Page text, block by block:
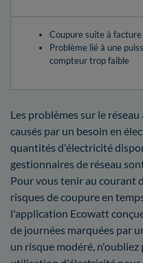
Coupure suite à
Problème lié à une
compteur trop faible
Les problèmes sur le
causés par un besoin en
quantités d'électricité
gestionnaires de réseau
Pour vous tenir au courant
risques de coupure en
l'application Ecowatt
de journées marquées par
un risque modéré,